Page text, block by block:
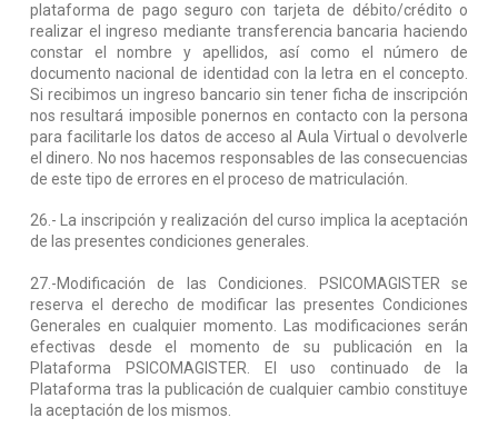
plataforma de pago seguro con tarjeta de débito/crédito o
realizar el ingreso mediante transferencia bancaria haciendo
constar el nombre y apellidos, así como el número de
documento nacional de identidad con la letra en el concepto.
Si recibimos un ingreso bancario sin tener ficha de inscripción
nos resultará imposible ponernos en contacto con la persona
para facilitarle los datos de acceso al Aula Virtual o devolverle
el dinero. No nos hacemos responsables de las consecuencias
de este tipo de errores en el proceso de matriculación.
26.- La inscripción y realización del curso implica la aceptación
de las presentes condiciones generales.
27.-Modificación de las Condiciones. PSICOMAGISTER se
reserva el derecho de modificar las presentes Condiciones
Generales en cualquier momento. Las modificaciones serán
efectivas desde el momento de su publicación en la
Plataforma PSICOMAGISTER. El uso continuado de la
Plataforma tras la publicación de cualquier cambio constituye
la aceptación de los mismos.